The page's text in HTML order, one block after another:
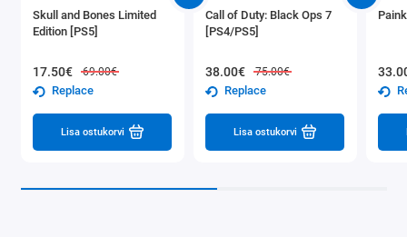
Skull and Bones Limited
Edition [PS5]
17.50€ 69.00€
Replace
Lisa ostukorvi
Call of Duty: Black Ops 7
[PS4/PS5]
38.00€ 75.00€
Replace
Lisa ostukorvi